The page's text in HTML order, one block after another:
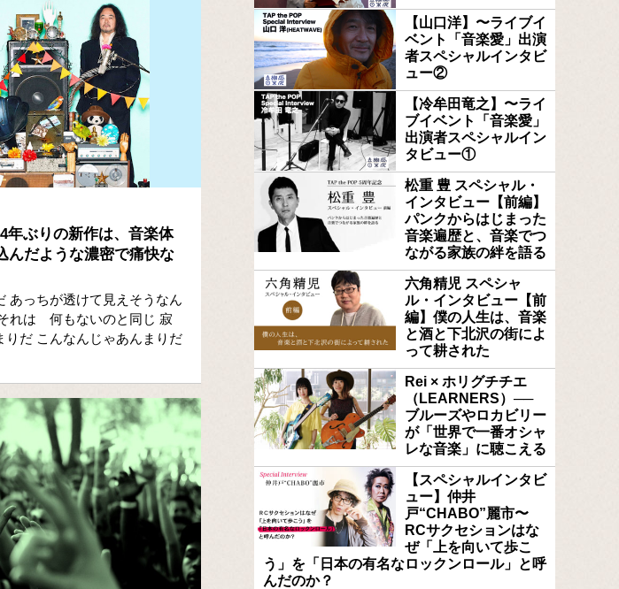
年ぶりの新作は、音楽体
んだような濃密で痛快な
あっちが透けて見えそうなん
れは 何もないのと同じ 寂
りだ こんなんじゃあんまりだ
【山口洋】〜ライブイ
ベント「音楽愛」出演
者スペシャルインタビ
ュー②
【冷牟田竜之】〜ライ
ブイベント「音楽愛」
出演者スペシャルイン
タビュー①
松重 豊 スペシャル・
インタビュー【前編】
パンクからはじまった
音楽遍歴と、音楽でつ
ながる家族の絆を語る
六角精児 スペシャ
ル・インタビュー【前
編】僕の人生は、音楽
と酒と下北沢の街によ
って耕された
Rei × ホリグチチエ
（LEARNERS）──
ブルーズやロカビリー
が「世界で一番オシャ
レな音楽」に聴こえる
【スペシャルインタビ
ュー】仲井
戸“CHABO”麗市〜
RCサクセションはな
ぜ「上を向いて歩こ
う」を「日本の有名なロックンロール」と呼
んだのか？